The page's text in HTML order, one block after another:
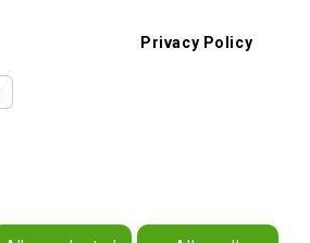
Privacy Policy